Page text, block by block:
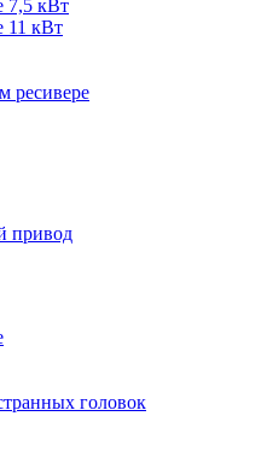
7,5 кВт
11 кВт
ресивере
привод
головок